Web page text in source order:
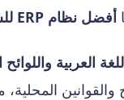
أفضل نظام ERP للشركات الكبرى
العربية واللوائح
والقوانين